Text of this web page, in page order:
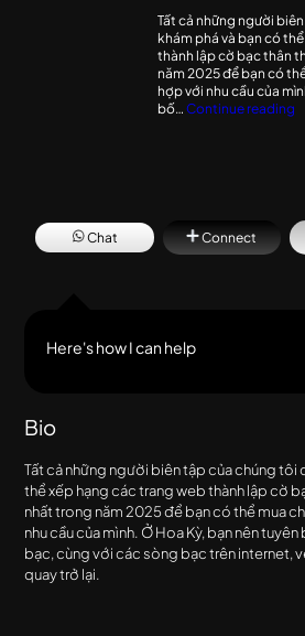
Tất cả những người
khám phá và bạn có
thành lập cờ bạc thân
năm 2025 để bạn có
hợp với nhu cầu của
bố…Continue reading
số
Chat Connect
Here's how I can help
Bio
Tất cả những người biên tập của chúng tôi
thể xếp hạng các trang web thành lập cờ
nhất trong năm 2025 để bạn có thể mua
nhu cầu của mình. Ở Hoa Kỳ, bạn nên
bạc, cùng với các sòng bạc trên internet,
quay trở lại.